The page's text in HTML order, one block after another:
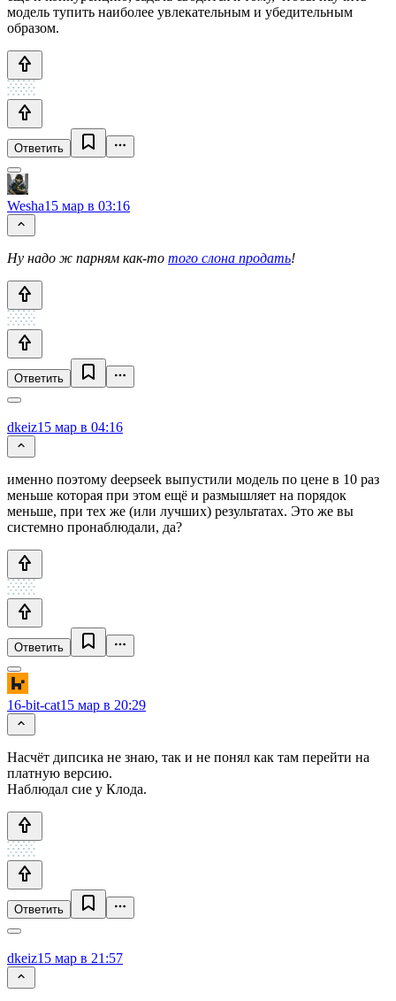
модель тупить наиболее увлекательным и убедительным
образом.
Ответить
Wesha15 мар в 03:16
Ну надо ж парням как-то того слона продать!
Ответить
dkeiz15 мар в 04:16
именно поэтому deepseek выпустили модель по цене в 10 раз
меньше которая при этом ещё и размышляет на порядок
меньше, при тех же (или лучших) результатах. Это же вы
системно пронаблюдали, да?
Ответить
16-bit-cat15 мар в 20:29
Насчёт дипсика не знаю, так и не понял как там перейти на
платную версию.
Наблюдал сие у Клода.
Ответить
dkeiz15 мар в 21:57